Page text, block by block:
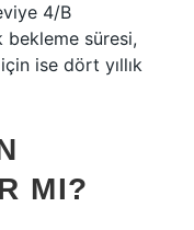
4/B
bekleme süresi,
ise dört yıllık
MI?